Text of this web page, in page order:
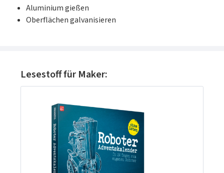
Aluminium gießen
Oberflächen galvanisieren
Produktgalerie überspringen
Lesestoff für Maker: